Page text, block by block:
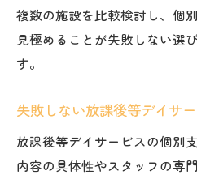
複数の施設を比較検討し、個
見極めることが失敗しない選
す。
失敗しない放課後等デイサ
放課後等デイサービスの個別
内容の具体性やスタッフの専